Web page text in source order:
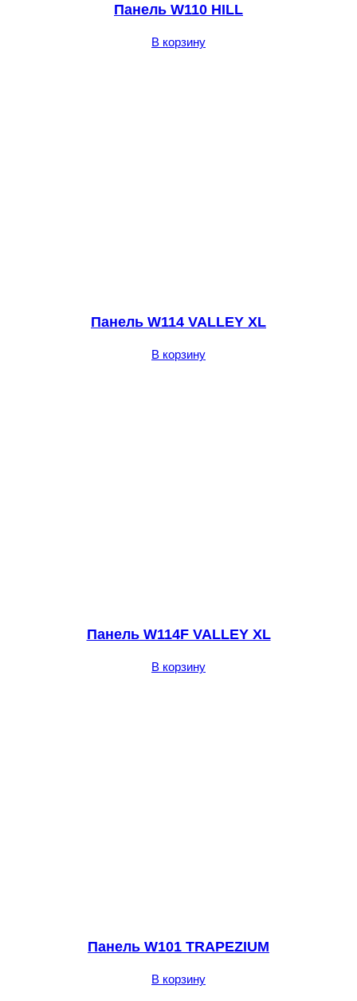
Панель W110 HILL
В корзину
Панель W114 VALLEY XL
В корзину
Панель W114F VALLEY XL
В корзину
Панель W101 TRAPEZIUM
В корзину